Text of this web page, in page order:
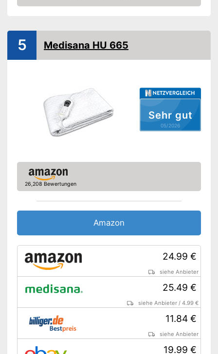
- Rot
- Grau
Leistung
Anzahl Temperaturstufen
3
Vorwärmzeit
Waschbar
Beleuchtete
Timer-Funktion
Rückschaltautomatik
Abschaltautomatik
TÜV-geprüft
Amazon
Sehr gut
05/2026
5 Medisana HU 665
26,208 Bewertungen
Amazon
24.99 €
siehe Anbieter
25.49 €
siehe Anbieter /4.99 €
11.84 €
siehe Anbieter
19.99 €